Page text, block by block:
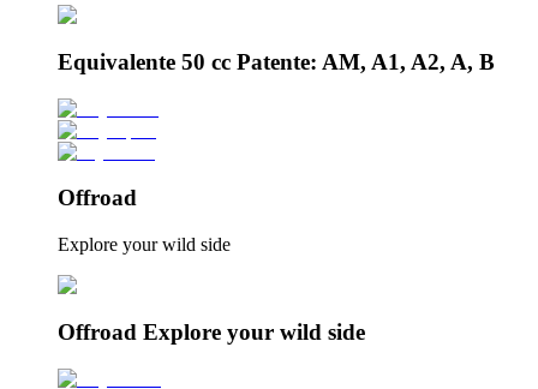
Equivalente 50 cc Patente: AM, A1, A2, A, B
Offroad
Explore your wild side
Offroad Explore your wild side